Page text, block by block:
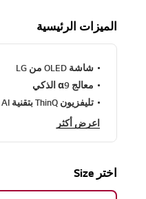
الميزات الرئيسية
شاشة OLED من LG
معالج α9 الذكي
تليفزيون ThinQ بتقنية AI من LG
اعرض أكثر
اختر Size